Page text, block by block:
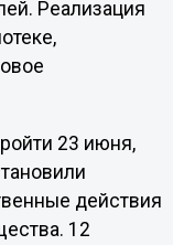
Реализация
23 июня,
действия
12